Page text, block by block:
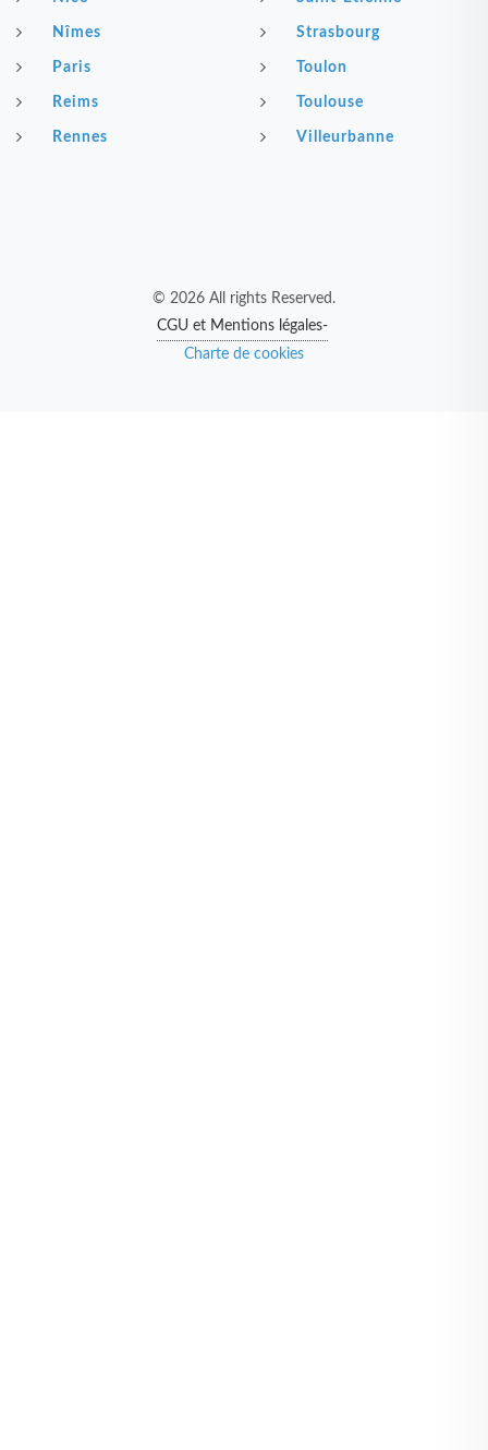
Nîmes
Paris
Reims
Rennes
Strasbourg
Toulon
Toulouse
Villeurbanne
© 2026 All rights Reserved.
CGU et Mentions légales-
Charte de cookies